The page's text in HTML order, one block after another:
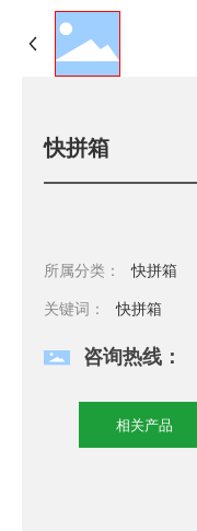
快拼箱
所属分类： 快拼箱
关键词： 快拼箱
咨询热线：
相关产品